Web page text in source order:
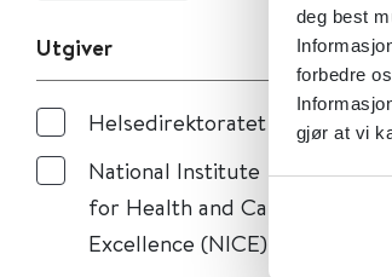
deg best
forbedre
gjør at vi
Utgiver
Helsedirektoratet
National Institute
for Health and Care
Excellence (NICE)